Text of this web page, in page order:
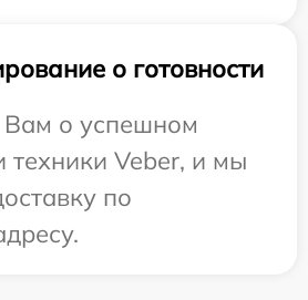
о готовности
о успешном
техники Veber, и мы
по